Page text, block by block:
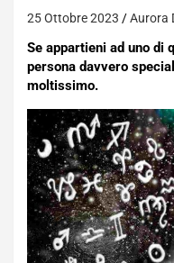
25 Ottobre 2023 Aurora
Se appartieni ad uno di
persona davvero
moltissimo.